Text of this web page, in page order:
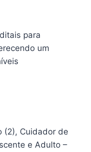
para
um
(2), Cuidador de
e Adulto –